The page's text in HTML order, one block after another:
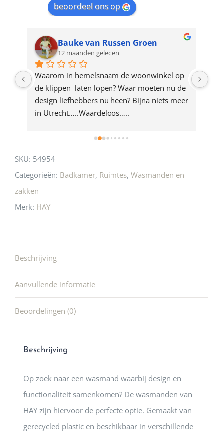
product
beoordeel ons op
Bauke van Russen Groen
12 maanden geleden
Waarom in hemelsnaam de woonwinkel op
de klippen  laten lopen? Waar moeten nu de
design liefhebbers nu heen? Bijna niets meer
in Utrecht…..Waardeloos…..
SKU: 54954
Categorieën: Badkamer, Ruimtes, Wasmanden en
zakken
Merk: HAY
Beschrijving
Aanvullende informatie
Beoordelingen (0)
Beschrijving
Op zoek naar een wasmand waarbij design en
functionaliteit samenkomen? De wasmanden van
HAY zijn hiervoor de perfecte optie. Gemaakt van
gerecycled plastic en beschikbaar in verschillende